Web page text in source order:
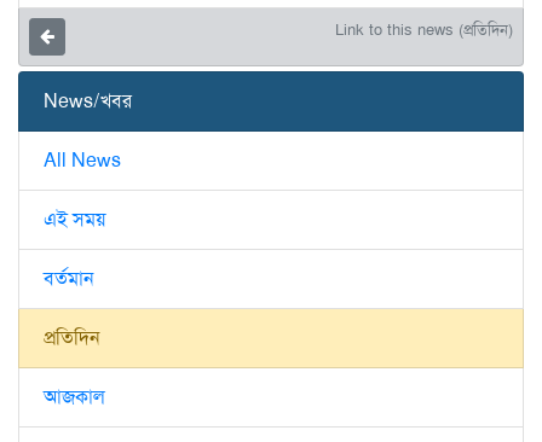
Link to this news (প্রতিদিন)
News/খবর
All News
এই সময়
বর্তমান
প্রতিদিন
আজকাল